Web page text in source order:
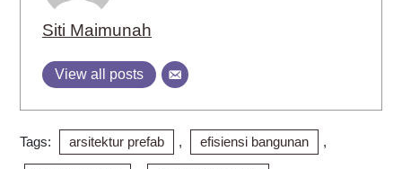
Siti Maimunah
View all posts
Tags: arsitektur prefab , efisiensi bangunan ,